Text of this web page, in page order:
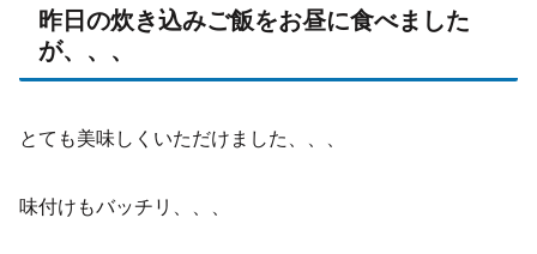
昨日の炊き込みご飯をお昼に食べました
が、、、
とても美味しくいただけました、、、
味付けもバッチリ、、、